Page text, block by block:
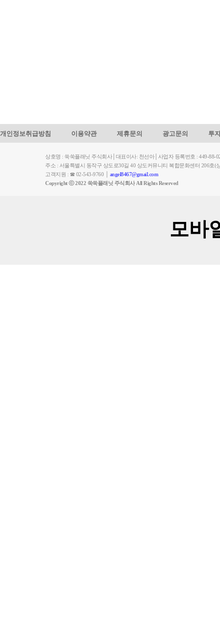
개인정보취급방침 이용약관 제휴문의 광고문의 투
상호명 : 쑥쑥플래닛 주식회사│대표이사: 천선아│사업자 등록번호 : 449-88-
주소 : 서울특별시 동작구 상도로30길 40 상도커뮤니티 복합문화센터 206호(
고객지원 : ☎ 02-543-9760 │ angel8467@gmail.com
Copyright ⓒ 2022 쑥쑥플래닛 주식회사 All Rights Reserved
모바